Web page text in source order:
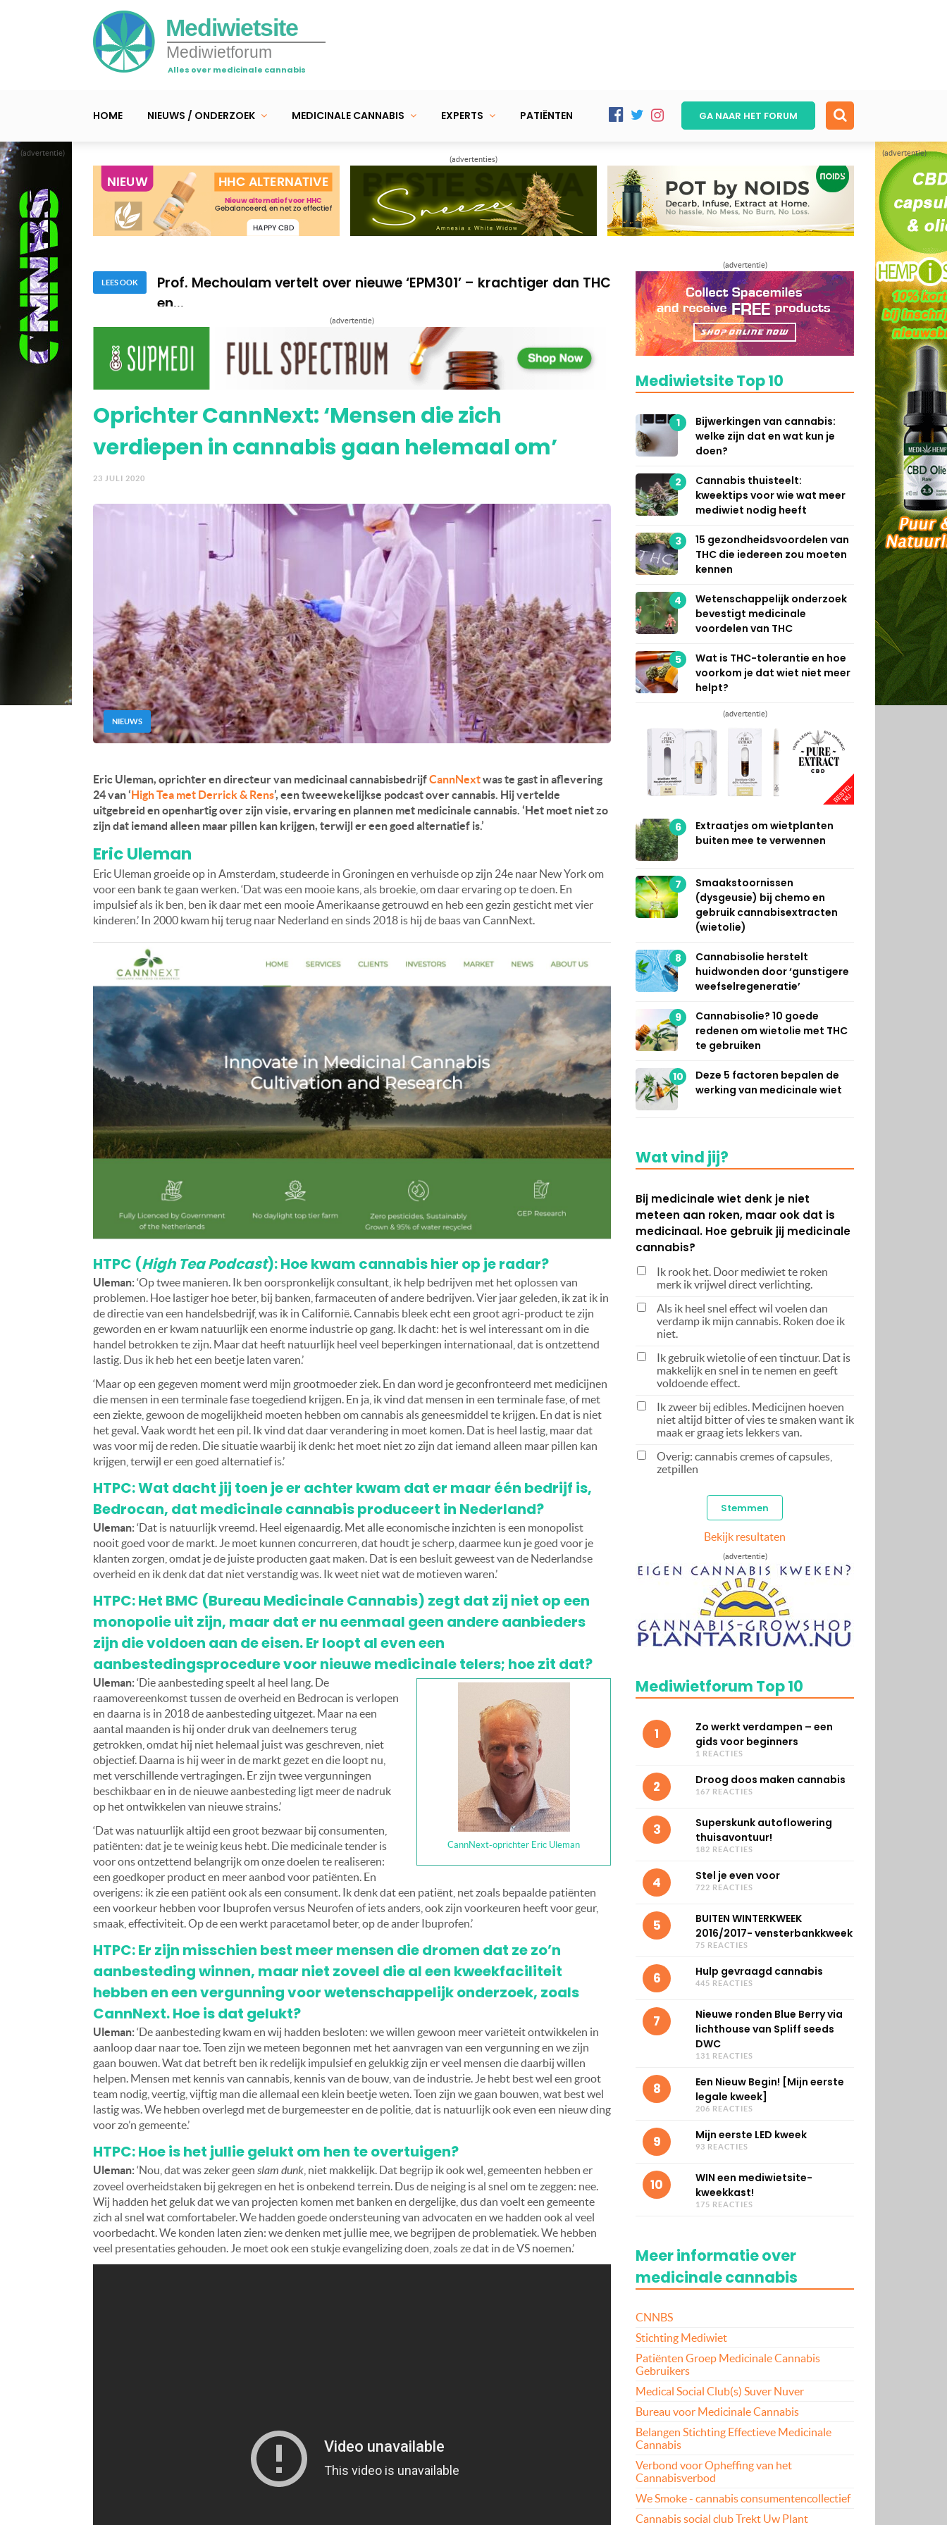
(advertentie) (advertentie)
Mediwietsite
Mediwietforum
Alles over medicinale cannabis
HOME NIEUWS / ONDERZOEK MEDICINALE CANNABIS EXPERTS PATIËNTEN GA NAAR HET FORUM
(advertenties)
LEES OOK
Belgische studie • Mondwater met CBD/CBG effectiever dan
reguliere producten
Europese Commissie: ‘CBD uit hennep is een verdovend middel’
Prof. Mechoulam vertelt over nieuwe ‘EPM301’ – krachtiger dan THC
en...
Belgische studie • Mondwater met CBD/CBG effectiever dan
reguliere producten
Europese Commissie: ‘CBD uit hennep is een verdovend middel’
(advertentie)
Oprichter CannNext: ‘Mensen die zich
verdiepen in cannabis gaan helemaal om’
23 JULI 2020
NIEUWS
Eric Uleman, oprichter en directeur van medicinaal cannabisbedrijfCannNextwas te gast in aflevering
24 van ‘ High Tea met Derrick & Rens’, een tweewekelijkse podcast over cannabis. Hij vertelde
uitgebreid en openhartig over zijn visie, ervaring en plannen met medicinale cannabis. ‘Het moet niet zo
zijn dat iemand alleen maar pillen kan krijgen, terwijl er een goed alternatief is.’
Eric Uleman
Eric Uleman groeide op in Amsterdam, studeerde in Groningen en verhuisde op zijn 24e naar New York om
voor een bank te gaan werken. ‘Dat was een mooie kans, als broekie, om daar ervaring op te doen. En
impulsief als ik ben, ben ik daar met een mooie Amerikaanse getrouwd en heb een gezin gesticht met vier
kinderen.’ In 2000 kwam hij terug naar Nederland en sinds 2018 is hij de baas van CannNext.
HTPC (High Tea Podcast): Hoe kwam cannabis hier op je radar?
Uleman:‘Op twee manieren. Ik ben oorspronkelijk consultant, ik help bedrijven met het oplossen van
problemen. Hoe lastiger hoe beter, bij banken, farmaceuten of andere bedrijven. Vier jaar geleden, ik zat ik in
de directie van een handelsbedrijf, was ik in Californië. Cannabis bleek echt een groot agri-product te zijn
geworden en er kwam natuurlijk een enorme industrie op gang. Ik dacht: het is wel interessant om in die
handel betrokken te zijn. Maar dat heeft natuurlijk heel veel beperkingen internationaal, dat is ontzettend
lastig. Dus ik heb het een beetje laten varen.’
‘Maar op een gegeven moment werd mijn grootmoeder ziek. En dan word je geconfronteerd met medicijnen
die mensen in een terminale fase toegediend krijgen. En ja, ik vind dat mensen in een terminale fase, of met
een ziekte, gewoon de mogelijkheid moeten hebben om cannabis als geneesmiddel te krijgen. En dat is niet
het geval. Vaak wordt het een pil. Ik vind dat daar verandering in moet komen. Dat is heel lastig, maar dat
was voor mij de reden. Die situatie waarbij ik denk: het moet niet zo zijn dat iemand alleen maar pillen kan
krijgen, terwijl er een goed alternatief is.’
HTPC: Wat dacht jij toen je er achter kwam dat er maar één bedrijf is,
Bedrocan, dat medicinale cannabis produceert in Nederland?
Uleman:‘Dat is natuurlijk vreemd. Heel eigenaardig. Met alle economische inzichten is een monopolist
nooit goed voor de markt. Je moet kunnen concurreren, dat houdt je scherp, daarmee kun je goed voor je
klanten zorgen, omdat je de juiste producten gaat maken. Dat is een besluit geweest van de Nederlandse
overheid en ik denk dat dat niet verstandig was. Ik weet niet wat de motieven waren.’
HTPC: Het BMC (Bureau Medicinale Cannabis) zegt dat zij niet op een
monopolie uit zijn, maar dat er nu eenmaal geen andere aanbieders
zijn die voldoen aan de eisen. Er loopt al even een
aanbestedingsprocedure voor nieuwe medicinale telers; hoe zit dat?
CannNext-oprichter Eric Uleman
Uleman:‘Die aanbesteding speelt al heel lang. De
raamovereenkomst tussen de overheid en Bedrocan is verlopen
en daarna is in 2018 de aanbesteding uitgezet. Maar na een
aantal maanden is hij onder druk van deelnemers terug
getrokken, omdat hij niet helemaal juist was geschreven, niet
objectief. Daarna is hij weer in de markt gezet en die loopt nu,
met verschillende vertragingen. Er zijn twee vergunningen
beschikbaar en in de nieuwe aanbesteding ligt meer de nadruk
op het ontwikkelen van nieuwe strains.’
‘Dat was natuurlijk altijd een groot bezwaar bij consumenten,
patiënten: dat je te weinig keus hebt. Die medicinale tender is
voor ons ontzettend belangrijk om onze doelen te realiseren:
een goedkoper product en meer aanbod voor patiënten. En
overigens: ik zie een patiënt ook als een consument. Ik denk dat een patiënt, net zoals bepaalde patiënten
een voorkeur hebben voor Ibuprofen versus Neurofen of iets anders, ook zijn voorkeuren heeft voor geur,
smaak, effectiviteit. Op de een werkt paracetamol beter, op de ander Ibuprofen.’
HTPC: Er zijn misschien best meer mensen die dromen dat ze zo’n
aanbesteding winnen, maar niet zoveel die al een kweekfaciliteit
hebben en een vergunning voor wetenschappelijk onderzoek, zoals
CannNext. Hoe is dat gelukt?
Uleman:‘De aanbesteding kwam en wij hadden besloten: we willen gewoon meer variëteit ontwikkelen in
aanloop daar naar toe. Toen zijn we meteen begonnen met het aanvragen van een vergunning en we zijn
gaan bouwen. Wat dat betreft ben ik redelijk impulsief en gelukkig zijn er veel mensen die daarbij willen
helpen. Mensen met kennis van cannabis, kennis van de bouw, van de industrie. Je hebt best wel een groot
team nodig, veertig, vijftig man die allemaal een klein beetje weten. Toen zijn we gaan bouwen, wat best wel
lastig was. We hebben overlegd met de burgemeester en de politie, dat is natuurlijk ook even een nieuw ding
voor zo’n gemeente.’
HTPC: Hoe is het jullie gelukt om hen te overtuigen?
Uleman:‘Nou, dat was zeker geen slam dunk , niet makkelijk. Dat begrijp ik ook wel, gemeenten hebben er
zoveel overheidstaken bij gekregen en het is onbekend terrein. Dus de neiging is al snel om te zeggen: nee.
Wij hadden het geluk dat we van projecten komen met banken en dergelijke, dus dan voelt een gemeente
zich al snel wat comfortabeler. We hadden goede ondersteuning van advocaten en we hadden ook al veel
voorbedacht. We konden laten zien: we denken met jullie mee, we begrijpen de problematiek. We hebben
veel presentaties gehouden. Je moet ook een stukje evangelizing doen, zoals ze dat in de VS noemen.’
(advertentie)
Mediwietsite Top 10
1
Bijwerkingen van cannabis:
welke zijn dat en wat kun je
doen?
2
Cannabis thuisteelt:
kweektips voor wie wat meer
mediwiet nodig heeft
3
15 gezondheidsvoordelen van
THC die iedereen zou moeten
kennen
4
Wetenschappelijk onderzoek
bevestigt medicinale
voordelen van THC
5
Wat is THC-tolerantie en hoe
voorkom je dat wiet niet meer
helpt?
(advertentie)
6
Extraatjes om wietplanten
buiten mee te verwennen
7
Smaakstoornissen
(dysgeusie) bij chemo en
gebruik cannabisextracten
(wietolie)
8
Cannabisolie herstelt
huidwonden door ‘gunstigere
weefselregeneratie’
9
Cannabisolie? 10 goede
redenen om wietolie met THC
te gebruiken
10
Deze 5 factoren bepalen de
werking van medicinale wiet
Wat vind jij?
Bij medicinale wiet denk je niet
meteen aan roken, maar ook dat is
medicinaal. Hoe gebruik jij medicinale
cannabis?
Ik rook het. Door mediwiet te roken
merk ik vrijwel direct verlichting.
Als ik heel snel effect wil voelen dan
verdamp ik mijn cannabis. Roken doe ik
niet.
Ik gebruik wietolie of een tinctuur. Dat is
makkelijk en snel in te nemen en geeft
voldoende effect.
Ik zweer bij edibles. Medicijnen hoeven
niet altijd bitter of vies te smaken want ik
maak er graag iets lekkers van.
Overig: cannabis cremes of capsules,
zetpillen
Bekijk resultaten
(advertentie)
Mediwietforum Top 10
1
Zo werkt verdampen – een
gids voor beginners
1 REACTIES
2 Droog doos maken cannabis
167 REACTIES
3
Superskunk autoflowering
thuisavontuur!
182 REACTIES
4 Stel je even voor
722 REACTIES
5
BUITEN WINTERKWEEK
2016/2017- vensterbankkweek
75 REACTIES
6 Hulp gevraagd cannabis
445 REACTIES
7
Nieuwe ronden Blue Berry via
lichthouse van Spliff seeds
DWC
131 REACTIES
8
Een Nieuw Begin! [Mijn eerste
legale kweek]
206 REACTIES
9 Mijn eerste LED kweek
93 REACTIES
10
WIN een mediwietsite-
kweekkast!
175 REACTIES
Meer informatie over
medicinale cannabis
CNNBS
Stichting Mediwiet
Patiënten Groep Medicinale Cannabis
Gebruikers
Medical Social Club(s) Suver Nuver
Bureau voor Medicinale Cannabis
Belangen Stichting Effectieve Medicinale
Cannabis
Verbond voor Opheffing van het
Cannabisverbod
We Smoke - cannabis consumentencollectief
Cannabis social club Trekt Uw Plant